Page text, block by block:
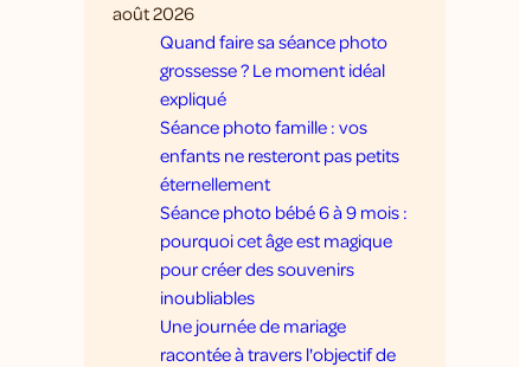
août 2026
Quand faire sa séance photo
grossesse ? Le moment idéal
expliqué
Séance photo famille : vos
enfants ne resteront pas petits
éternellement
Séance photo bébé 6 à 9 mois :
pourquoi cet âge est magique
pour créer des souvenirs
inoubliables
Une journée de mariage
racontée à travers l'objectif de